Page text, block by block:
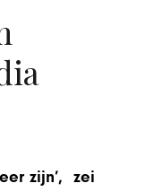
zijn’, zei